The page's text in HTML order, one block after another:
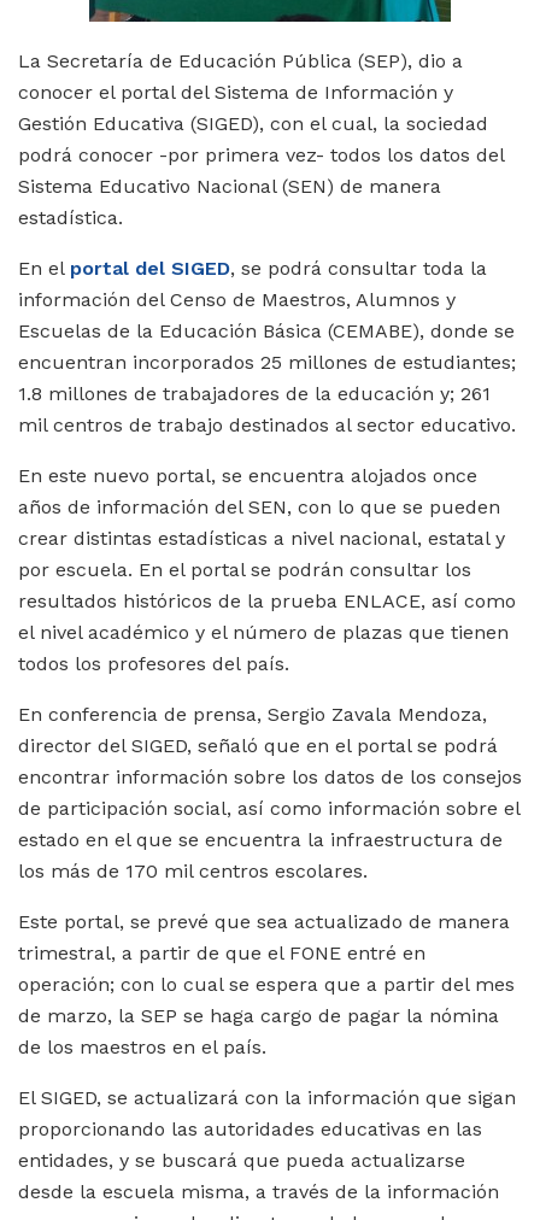
La Secretaría de Educación Pública (SEP), dio a
conocer el portal del Sistema de Información y
Gestión Educativa (SIGED), con el cual, la sociedad
podrá conocer -por primera vez- todos los datos del
Sistema Educativo Nacional (SEN) de manera
estadística.
En el portal del SIGED, se podrá consultar toda la
información del Censo de Maestros, Alumnos y
Escuelas de la Educación Básica (CEMABE), donde se
encuentran incorporados 25 millones de estudiantes;
1.8 millones de trabajadores de la educación y; 261
mil centros de trabajo destinados al sector educativo.
En este nuevo portal, se encuentra alojados once
años de información del SEN, con lo que se pueden
crear distintas estadísticas a nivel nacional, estatal y
por escuela. En el portal se podrán consultar los
resultados históricos de la prueba ENLACE, así como
el nivel académico y el número de plazas que tienen
todos los profesores del país.
En conferencia de prensa, Sergio Zavala Mendoza,
director del SIGED, señaló que en el portal se podrá
encontrar información sobre los datos de los consejos
de participación social, así como información sobre el
estado en el que se encuentra la infraestructura de
los más de 170 mil centros escolares.
Este portal, se prevé que sea actualizado de manera
trimestral, a partir de que el FONE entré en
operación; con lo cual se espera que a partir del mes
de marzo, la SEP se haga cargo de pagar la nómina
de los maestros en el país.
El SIGED, se actualizará con la información que sigan
proporcionando las autoridades educativas en las
entidades, y se buscará que pueda actualizarse
desde la escuela misma, a través de la información